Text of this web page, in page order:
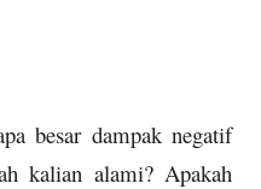
besar dampak negatif
kalian alami? Apakah